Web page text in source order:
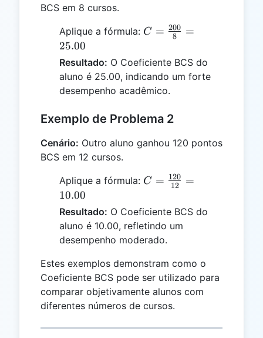
BCS em 8 cursos.
Aplique a fórmula: C =
{8} =
25.00
C = 8
200 =
25.00
Resultado: O Coeficiente BCS do
aluno é 25.00, indicando um forte
desempenho acadêmico.
Exemplo de Problema 2
Cenário: Outro aluno ganhou 120 pontos
BCS em 12 cursos.
Aplique a fórmula: C =
{12} =
10.00
C = 12
120 =
10.00
Resultado: O Coeficiente BCS do
aluno é 10.00, refletindo um
desempenho moderado.
Estes exemplos demonstram como o
Coeficiente BCS pode ser utilizado para
comparar objetivamente alunos com
diferentes números de cursos.